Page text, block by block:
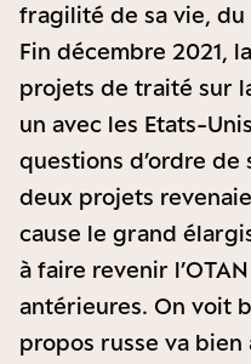
fragilité de sa vie, du
Fin décembre 2021,
projets de traité sur
un avec les Etats-
questions d’ordre
deux projets
cause le grand
à faire revenir
antérieures. On voit
propos russe va